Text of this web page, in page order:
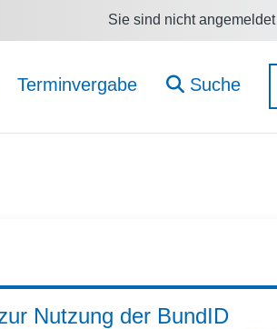
Sie sind nicht angemeldet
Terminvergabe Suche
Nutzung der BundID